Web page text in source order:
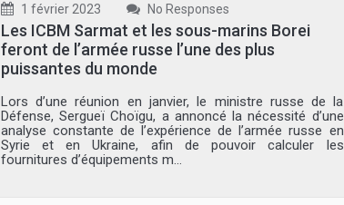
1 février 2023 No Responses
Les ICBM Sarmat et les sous-marins Borei
feront de l’armée russe l’une des plus
puissantes du monde
Lors d’une réunion en janvier, le ministre russe de la
Défense, Sergueï Choïgu, a annoncé la nécessité d’une
analyse constante de l’expérience de l’armée russe en
Syrie et en Ukraine, afin de pouvoir calculer les
fournitures d’équipements m...